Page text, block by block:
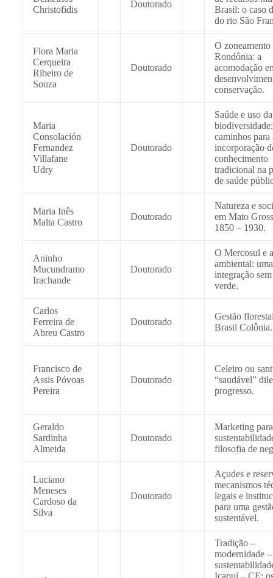
Christofidis
Doutorado
Brasil: o caso
do rio São
Flora Maria
Cerqueira
Ribeiro de
Souza
Doutorado
O zoneamento
Rondônia: a
acomodação
conservação.
Maria
Consolación
Fernandez
Villafane
Udry
Doutorado
Saúde e uso da
biodiversidade:
caminhos para
incorporação
conhecimento
tradicional na
de saúde
Maria Inês
Malta Castro
Doutorado
Natureza e
em Mato
1850 – 1930.
Aninho
Mucundramo
Irachande
Doutorado
O Mercosul e
ambiental: uma
integração
verde.
Carlos
Ferreira de
Abreu Castro
Doutorado
Gestão
Brasil Colônia.
Francisco de
Assis Póvoas
Pereira
Doutorado
Celeiro ou
“saudável”
progresso.
Geraldo
Sardinha
Almeida
Doutorado
Marketing para
filosofia de
Luciano
Meneses
Cardoso da
Silva
Doutorado
Açudes e
mecanismos
legais e
para uma
sustentável.
Tradição –
modernidade –